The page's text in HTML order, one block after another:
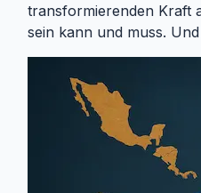
transformierenden Kraft
sein kann und muss.